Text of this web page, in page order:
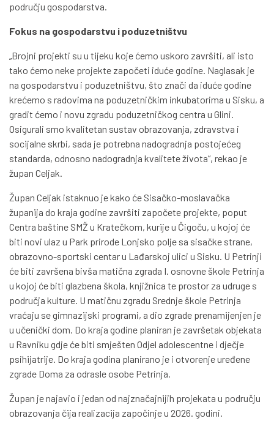
području gospodarstva.
Fokus na gospodarstvu i poduzetništvu
„Brojni projekti su u tijeku koje ćemo uskoro završiti, ali isto
tako ćemo neke projekte započeti iduće godine. Naglasak je
na gospodarstvu i poduzetništvu, što znači da iduće godine
krećemo s radovima na poduzetničkim inkubatorima u Sisku, a
gradit ćemo i novu zgradu poduzetničkog centra u Glini.
Osigurali smo kvalitetan sustav obrazovanja, zdravstva i
socijalne skrbi, sada je potrebna nadogradnja postojećeg
standarda, odnosno nadogradnja kvalitete života“, rekao je
župan Celjak.
Župan Celjak istaknuo je kako će Sisačko-moslavačka
županija do kraja godine završiti započete projekte, poput
Centra baštine SMŽ u Kratečkom, kurije u Čigoču, u kojoj će
biti novi ulaz u Park prirode Lonjsko polje sa sisačke strane,
obrazovno-sportski centar u Lađarskoj ulici u Sisku. U Petrinji
će biti završena bivša matična zgrada I. osnovne škole Petrinja
u kojoj će biti glazbena škola, knjižnica te prostor za udruge s
područja kulture. U matičnu zgradu Srednje škole Petrinja
vraćaju se gimnazijski programi, a dio zgrade prenamijenjen je
u učenički dom. Do kraja godine planiran je završetak objekata
u Ravniku gdje će biti smješten Odjel adolescentne i dječje
psihijatrije. Do kraja godina planirano je i otvorenje uređene
zgrade Doma za odrasle osobe Petrinja.
Župan je najavio i jedan od najznačajnijih projekata u području
obrazovanja čija realizacija započinje u 2026. godini.